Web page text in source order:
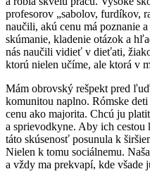
profesorov „sabolov, furdíkov,
naučili, akú cenu má poznanie
skúmanie, kladenie otázok a
nás naučili vidieť v dieťati,
ktorú nielen učíme, ale ktorá v
Mám obrovský rešpekt pred
komunitou naplno. Rómske
cenu ako majorita. Chcú ju
a sprievodkyne. Aby ich cestou
táto skúsenosť posunula k
Nielen k tomu sociálnemu.
a vždy ma prekvapí, kde všade